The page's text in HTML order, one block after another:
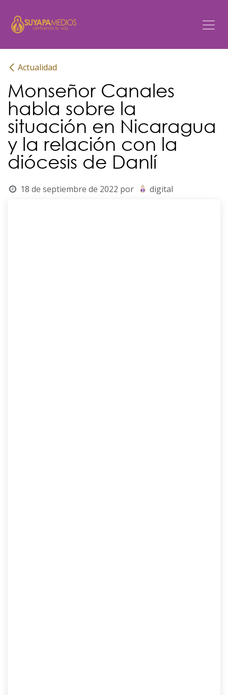
Actualidad
Monseñor Canales
habla sobre la
situación en Nicaragua
y la relación con la
diócesis de Danlí
18 de septiembre de 2022 por digital